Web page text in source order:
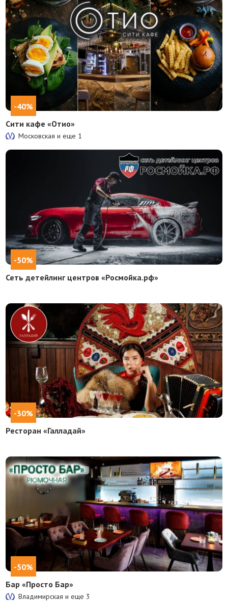
-40%
Сити кафе «Отио»
Московская и еще 1
-50%
Сеть детейлинг центров «Росмойка.рф»
-30%
Ресторан «Галладай»
-50%
Бар «Просто Бар»
Владимирская и еще 3